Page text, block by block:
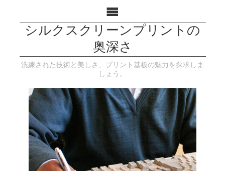
シルクスクリーンプリントの
奥深さ
洗練された技術と美しさ、プリント基板の魅力を探求しま
しょう。